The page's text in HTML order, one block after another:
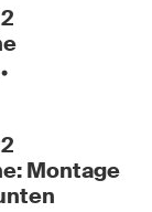
Montage